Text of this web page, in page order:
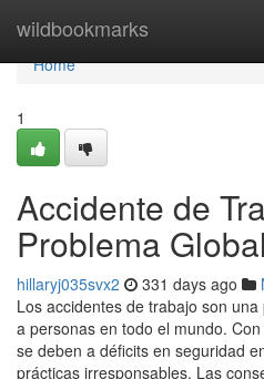
wildbookmarks
Home
Home
1
Accidente de
Problema Global
hillaryj035svx2 331 days ago
Los accidentes de trabajo son
a personas en todo el mundo.
se deben a déficits en seguridad
prácticas irresponsables. Las